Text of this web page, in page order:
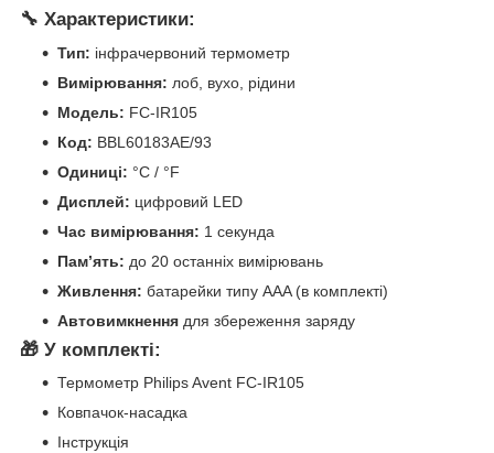
🔧 Характеристики:
Тип: інфрачервоний термометр
Вимірювання: лоб, вухо, рідини
Модель: FC-IR105
Код: BBL60183AE/93
Одиниці: °C / °F
Дисплей: цифровий LED
Час вимірювання: 1 секунда
Пам’ять: до 20 останніх вимірювань
Живлення: батарейки типу AAA (в комплекті)
Автовимкнення для збереження заряду
🎁 У комплекті:
Термометр Philips Avent FC-IR105
Ковпачок-насадка
Інструкція